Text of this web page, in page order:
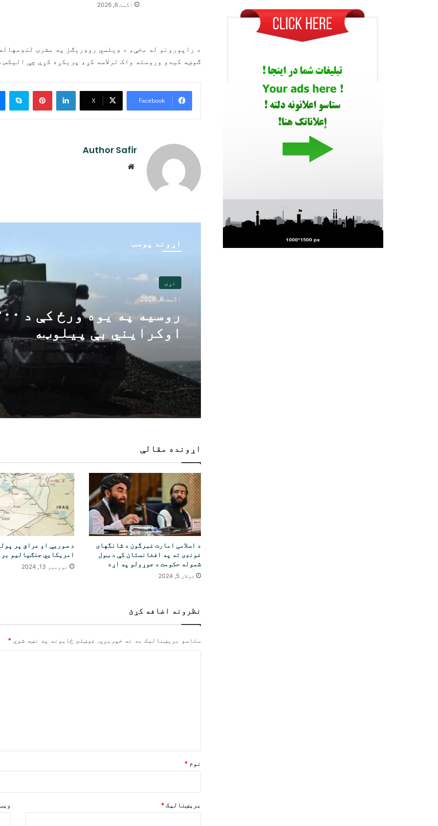
اگست 6, 2026
ګوښه کیدو وروسته واک ترلاسه کړ، پریکړه کړې چې
Facebook
X
LinkedIn
Pinterest
Author Safir
اړوند پوسټ
نړۍ
اگست 6, 2026
روسیه په یوه
اوکرایني بې پیلوټه
الوتکو د نسکورولو خبر
ورکوي
اړونده مقالې
د اسلامی امارت غبرگون د شانگهای
غونډی ته په افغانستان کې د ټول
شموله حکومت د جوړولو په اړه
جولای 5, 2024
د سوريې او عراق پر
امريکايي جنګياليو
نوومبر 13, 2024
نظرونه اضافه کړئ
ستاسو برېښناليک به نه خپريږي. غوښتى ځایونه په نښه شوي *
نوم *
بریښنالیک *